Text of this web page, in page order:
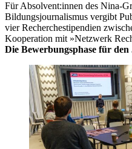
Für Absolvent:innen des Nina-
Bildungsjournalismus vergibt
vier Recherchestipendien
Kooperation mit »Netzwerk
Die Bewerbungsphase für